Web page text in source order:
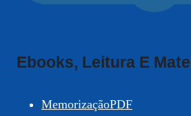
Ebooks, Leitura E
MemorizaçãoPDF